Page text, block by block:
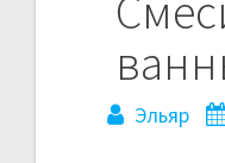
Эльяр
записям